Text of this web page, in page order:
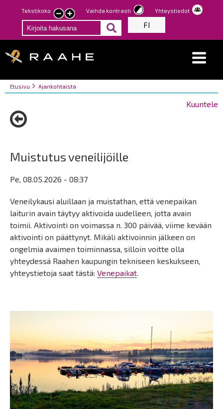
Hyppää
pääsisältöön
Tekstikoko
Pienennä
tekstin
kokoa
Suurenna
tekstin
kokoa
Vaihda kontrasti Yhteystiedot
FI
Breadcrumbs
You
here:
Etusivu Ajankohtaista
Kuuntele
Muistutus veneilijöille
Pe, 08.05.2026 - 08:37
Veneilykausi aluillaan ja muistathan, että venepaikan
laiturin avain täytyy aktivoida uudelleen, jotta avain
toimii. Aktivointi on voimassa n. 300 päivää, viime kevään
aktivointi on päättynyt. Mikäli aktivoinnin jälkeen on
ongelmia avaimen toiminnassa, silloin voitte olla
yhteydessä Raahen kaupungin tekniseen keskukseen,
yhteystietoja saat tästä: Venepaikat.